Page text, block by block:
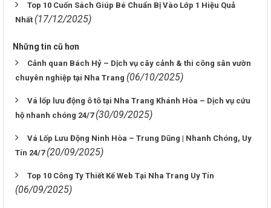
Top 10 Cuốn Sách Giúp Bé Chuẩn Bị Vào Lớp 1 Hiệu Quả
Nhất (17/12/2025)
Những tin cũ hơn
Cảnh quan Bách Hỷ – Dịch vụ cây cảnh & thi công sân vườn
chuyên nghiệp tại Nha Trang (06/10/2025)
Vá lốp lưu động ô tô tại Nha Trang Khánh Hòa – Dịch vụ cứu
hộ nhanh chóng 24/7 (30/09/2025)
Vá Lốp Lưu Động Ninh Hòa – Trung Dũng | Nhanh Chóng, Uy
Tín 24/7 (20/09/2025)
Top 10 Công Ty Thiết Kế Web Tại Nha Trang Uy Tín
(06/09/2025)